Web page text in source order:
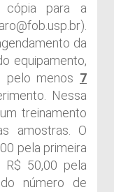
cópia para a
da
equipamento,
pelo menos 7
Nessa
treinamento
amostras. O
pela primeira
R$ 50,00 pela
número de